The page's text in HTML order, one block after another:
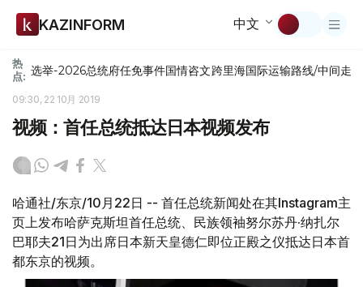
KAZINFORM 中文
热
点: 选举-2026总统府任免事件国情咨文跨里海国际运输路线/中间走廊
09:30, 22 10月 2019
视频：首任总统抵达日本视频发布
哈通社/东京/10月22日 -- 首任总统新闻处在其Instagram主
页上发布哈萨克斯坦首任总统、民族领袖努尔苏丹·纳扎尔
巴耶夫21日为出席日本新天皇德仁即位正殿之仪抵达日本首
都东京的视频。